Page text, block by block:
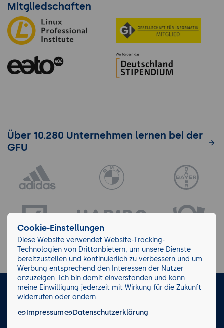
Mitgliedschaften
Über 10.280 Unternehmen lernen bei der
GFU
LinkedIn Facebook
Cookie-Einstellungen
Diese Website verwendet Website-Tracking-
Technologien von Drittanbietern, um unsere Dienste
bereitzustellen und kontinuierlich zu verbessern und um
Werbung entsprechend den Interessen der Nutzer
anzuzeigen. Ich bin damit einverstanden und kann
meine Einwilligung jederzeit mit Wirkung für die Zukunft
widerrufen oder ändern.
Impressum
Datenschutzerklärung